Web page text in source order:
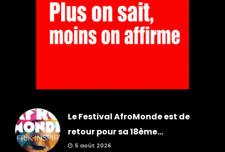
Le Festival AfroMonde est de
retour pour sa 18ème...
5 août 2026